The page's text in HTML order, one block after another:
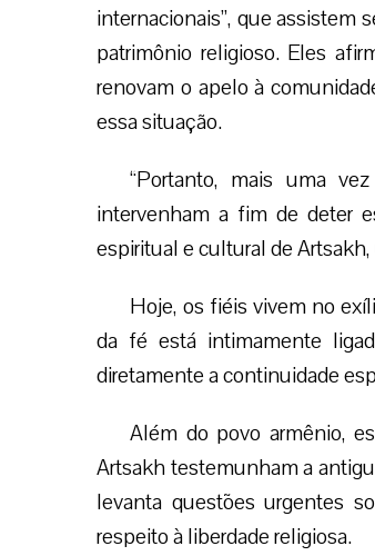
internacionais”, que assistem
patrimônio religioso. Eles
renovam o apelo à
essa situação.
“Portanto, mais uma
intervenham a fim de deter
espiritual e cultural de
Hoje, os fiéis vivem no
da fé está intimamente
diretamente a continuidade
Além do povo armênio,
Artsakh testemunham a
levanta questões urgentes
respeito à liberdade religiosa.